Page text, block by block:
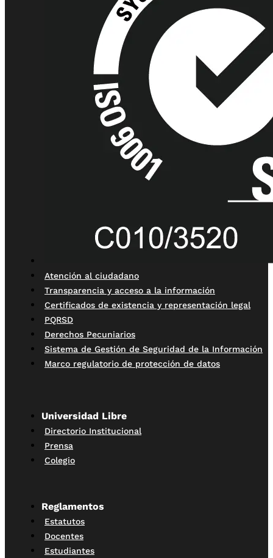
Atención al ciudadano
Transparencia y acceso a la información
Certificados de existencia y representación legal
PQRSD
Derechos Pecuniarios
Sistema de Gestión de Seguridad de la Información
Marco regulatorio de protección de datos
Universidad Libre
Directorio Institucional
Prensa
Colegio
Reglamentos
Estatutos
Docentes
Estudiantes